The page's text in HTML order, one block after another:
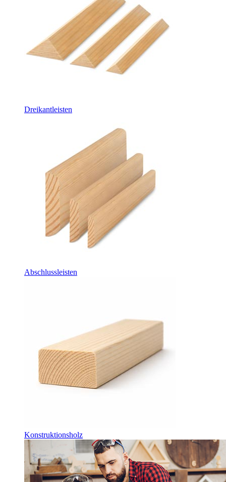
Dreikantleisten
Abschlussleisten
Konstruktionsholz